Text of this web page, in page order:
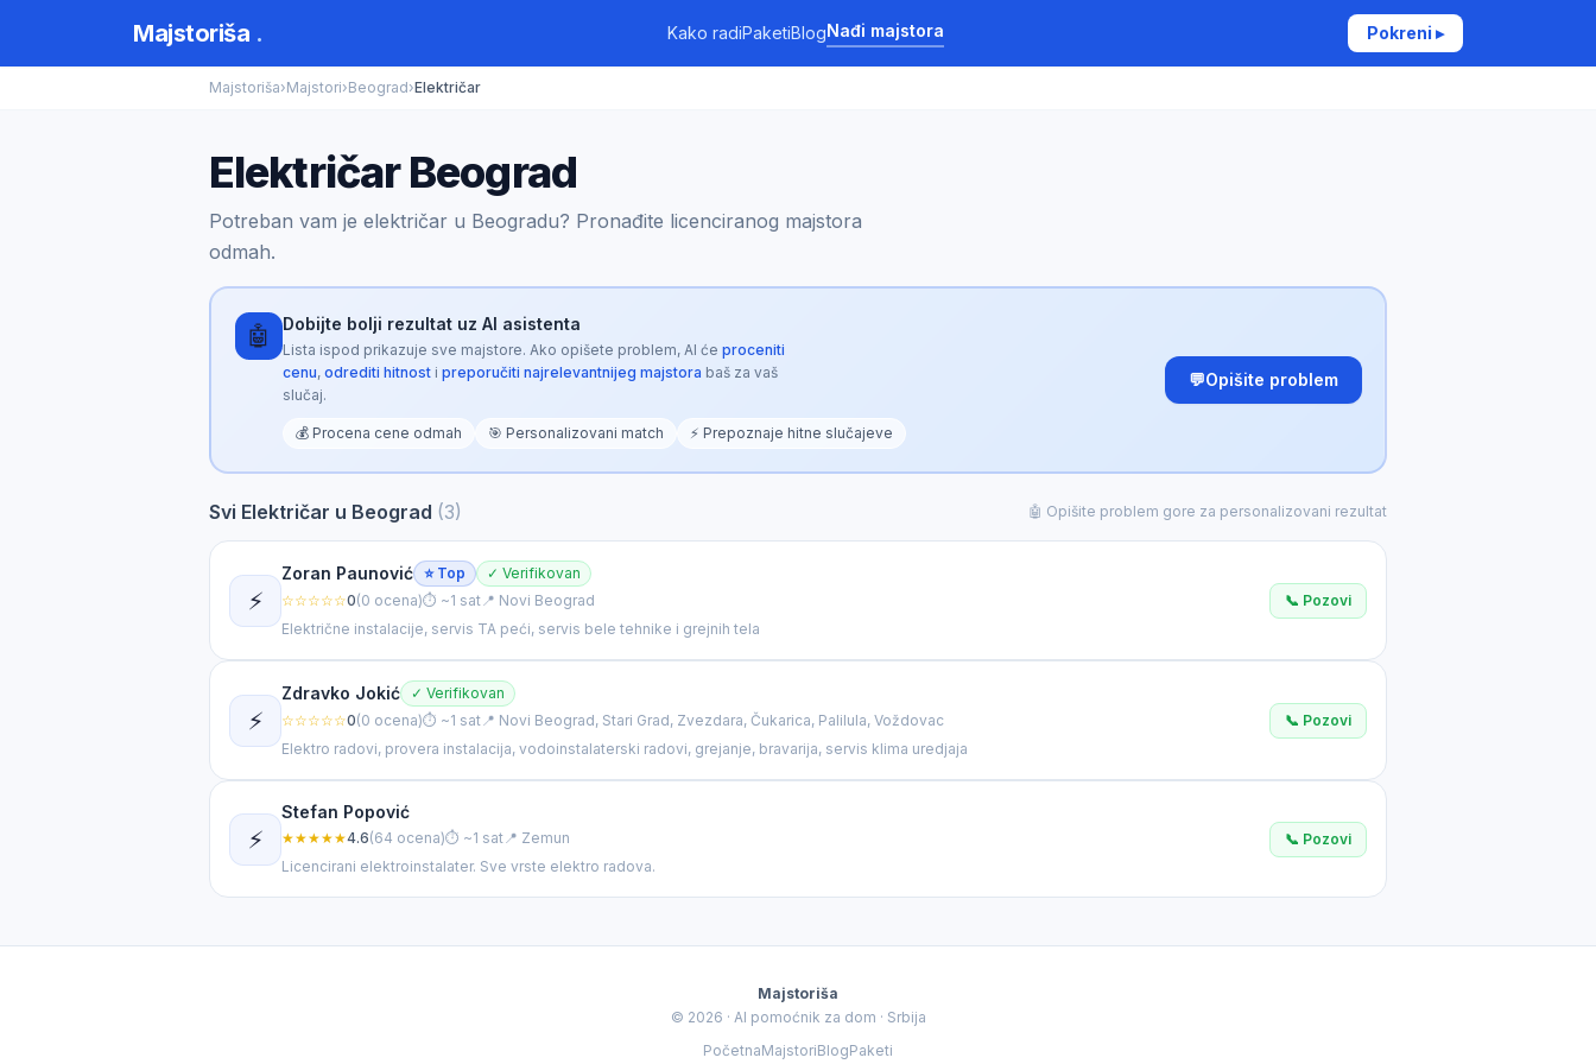
Majstoriša . Kako radiPaketiBlogNađi majstora Pokreni ▸
Majstoriša›Majstori›Beograd›Električar
Električar Beograd
Potreban vam je električar u Beogradu? Pronađite licenciranog majstora
odmah.
🤖 Dobijte bolji rezultat uz AI asistenta
Lista ispod prikazuje sve majstore. Ako opišete problem, AI će proceniti
cenu, odrediti hitnosti preporučiti najrelevantnijeg majstora baš za vaš
slučaj.
💰 Procena cene odmah 🎯 Personalizovani match ⚡ Prepoznaje hitne slučajeve
💬Opišite problem
Opisite problem za personalizovani rezultat
Električar u
. 👋 Opišite mi tačno šta se desilo — dobiću vam procenu cene i najrelevantnijeg
🔍 Pregled
Svi Električar u Beograd (3) 🤖 Opišite problem gore za personalizovani rezultat
⚡
Zoran Paunović ⭐ Top
✓ Verifikovan
☆☆☆☆☆0(0 ocena)⏱ ~1 sat📍 Novi Beograd
Električne instalacije, servis TA peći, servis bele tehnike i grejnih tela
📞 Pozovi
⚡
Zdravko Jokić
✓ Verifikovan
☆☆☆☆☆0(0 ocena)⏱ ~1 sat📍 Novi Beograd, Stari Grad, Zvezdara, Čukarica, Palilula, Voždovac
Elektro radovi, provera instalacija, vodoinstalaterski radovi, grejanje, bravarija, servis klima uredjaja
📞 Pozovi
⚡
Stefan Popović
★★★★★4.6(64 ocena)⏱ ~1 sat📍 Zemun
Licencirani elektroinstalater. Sve vrste elektro radova.
📞 Pozovi
Majstoriša
© 2026 · AI pomoćnik za dom · Srbija
PočetnaMajstoriBlogPaketi